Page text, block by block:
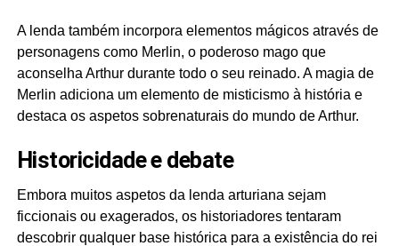
A lenda também incorpora elementos mágicos através de
personagens como Merlin, o poderoso mago que
aconselha Arthur durante todo o seu reinado. A magia de
Merlin adiciona um elemento de misticismo à história e
destaca os aspetos sobrenaturais do mundo de Arthur.
Historicidade e debate
Embora muitos aspetos da lenda arturiana sejam
ficcionais ou exagerados, os historiadores tentaram
descobrir qualquer base histórica para a existência do rei